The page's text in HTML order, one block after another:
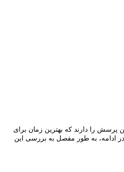
پرسش را دارند که بهترین زمان برای
ادامه، به طور مفصل به بررسی این